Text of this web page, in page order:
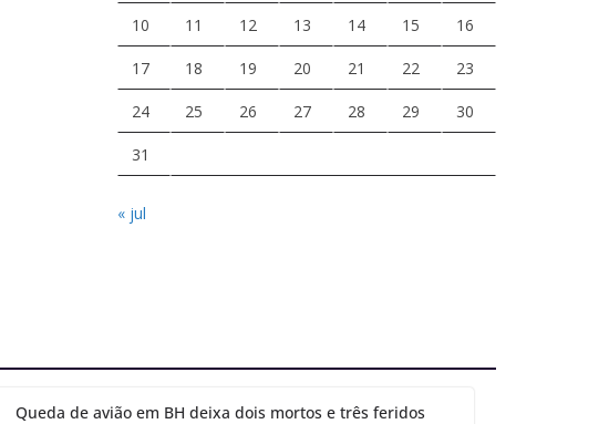
10 11 12 13 14 15 16
17 18 19 20 21 22 23
24 25 26 27 28 29 30
31
« jul
Queda de avião em BH deixa dois mortos e três feridos